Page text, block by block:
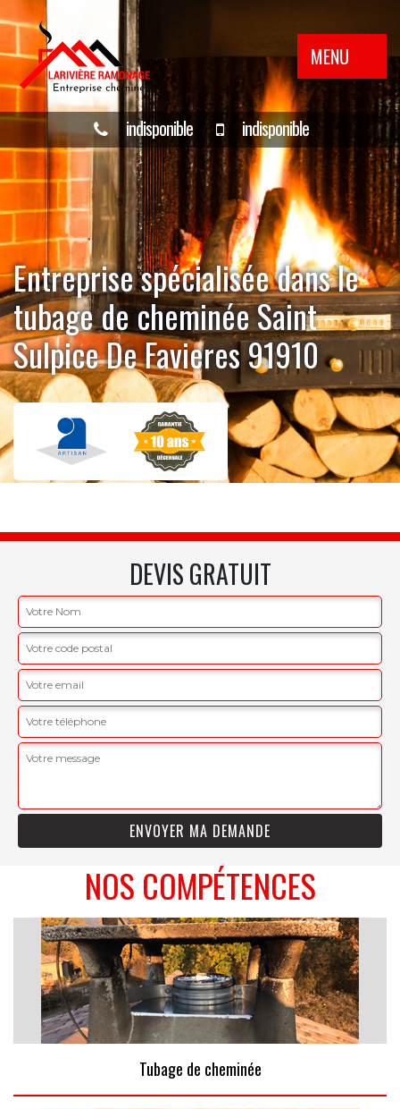
MENU
indisponible indisponible
Entreprise spécialisée dans le
tubage de cheminée Saint
Sulpice De Favieres 91910
DEVIS GRATUIT
NOS COMPÉTENCES
Tubage de cheminée